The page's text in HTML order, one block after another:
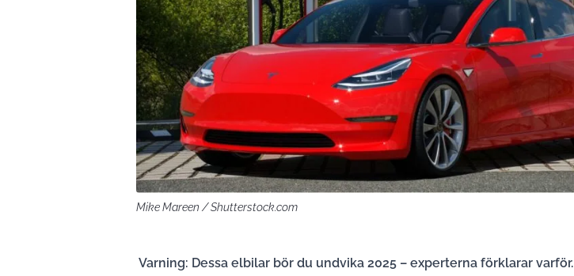
Mike Mareen / Shutterstock.com
Varning: Dessa elbilar bör du undvika 2025 – experterna förklarar varför.